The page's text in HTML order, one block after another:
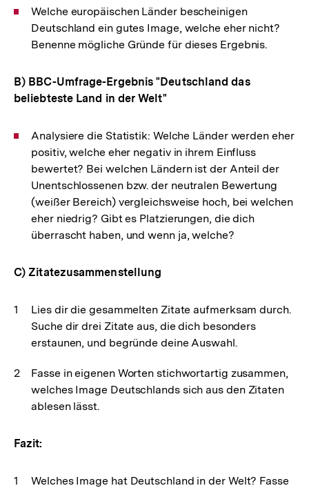
Welche europäischen Länder bescheinigen
Deutschland ein gutes Image, welche eher nicht?
Benenne mögliche Gründe für dieses Ergebnis.
B) BBC-Umfrage-Ergebnis "Deutschland das
beliebteste Land in der Welt"
Analysiere die Statistik: Welche Länder werden eher
positiv, welche eher negativ in ihrem Einfluss
bewertet? Bei welchen Ländern ist der Anteil der
Unentschlossenen bzw. der neutralen Bewertung
(weißer Bereich) vergleichsweise hoch, bei welchen
eher niedrig? Gibt es Platzierungen, die dich
überrascht haben, und wenn ja, welche?
C) Zitatezusammenstellung
Lies dir die gesammelten Zitate aufmerksam durch.
Suche dir drei Zitate aus, die dich besonders
erstaunen, und begründe deine Auswahl.
Fasse in eigenen Worten stichwortartig zusammen,
welches Image Deutschlands sich aus den Zitaten
ablesen lässt.
Fazit:
Welches Image hat Deutschland in der Welt? Fasse